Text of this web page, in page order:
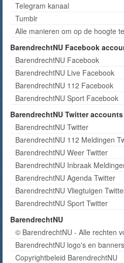
Telegram kanaal
Tumblr
Alle manieren om op de hoogte
BarendrechtNU Facebook
BarendrechtNU Facebook
BarendrechtNU Live Facebook
BarendrechtNU 112 Facebook
BarendrechtNU Sport Facebook
BarendrechtNU Twitter accounts
BarendrechtNU Twitter
BarendrechtNU 112 Meldingen
BarendrechtNU Weer Twitter
BarendrechtNU Inbraak
BarendrechtNU Agenda Twitter
BarendrechtNU Vliegtuigen
BarendrechtNU Sport Twitter
BarendrechtNU
© BarendrechtNU - Alle rechten
BarendrechtNU logo's en banners
Copyrightbeleid BarendrechtNU